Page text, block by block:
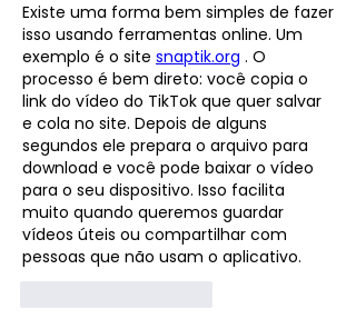
Existe uma forma bem simples de fazer
isso usando ferramentas online. Um
exemplo é o site snaptik.org . O
processo é bem direto: você copia o
link do vídeo do TikTok que quer salvar
e cola no site. Depois de alguns
segundos ele prepara o arquivo para
download e você pode baixar o vídeo
para o seu dispositivo. Isso facilita
muito quando queremos guardar
vídeos úteis ou compartilhar com
pessoas que não usam o aplicativo.